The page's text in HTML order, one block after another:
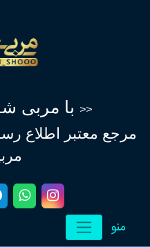
<< با مربی
مرجع معتبر اطلاع‌
منو